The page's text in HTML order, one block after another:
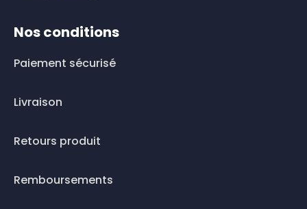
Nos conditions
Paiement sécurisé
Livraison
Retours produit
Remboursements